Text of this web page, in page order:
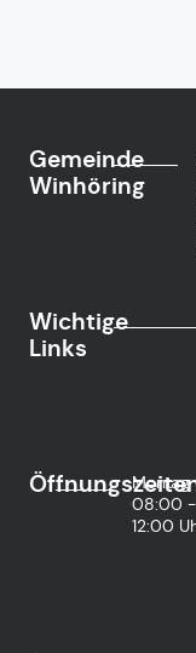
Gemeinde
Winhöring
Wichtige
Links
Montag
08:00 -
12:00